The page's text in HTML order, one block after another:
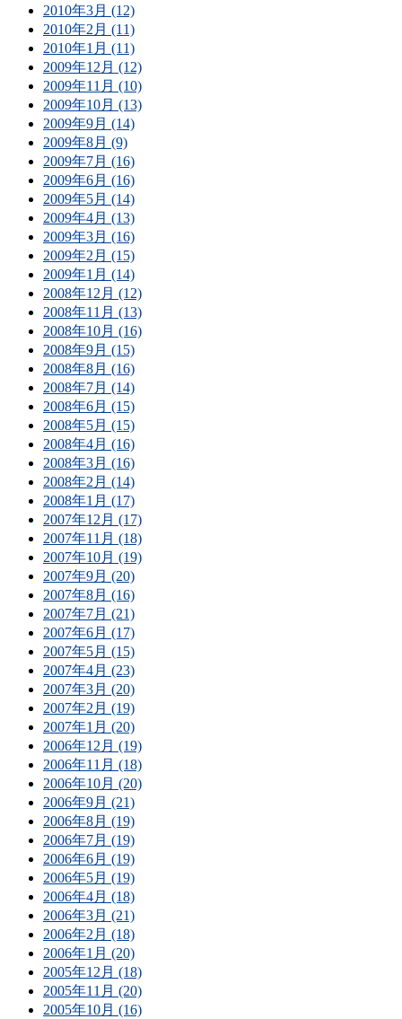
2010年3月 (12)
2010年2月 (11)
2010年1月 (11)
2009年12月 (12)
2009年11月 (10)
2009年10月 (13)
2009年9月 (14)
2009年8月 (9)
2009年7月 (16)
2009年6月 (16)
2009年5月 (14)
2009年4月 (13)
2009年3月 (16)
2009年2月 (15)
2009年1月 (14)
2008年12月 (12)
2008年11月 (13)
2008年10月 (16)
2008年9月 (15)
2008年8月 (16)
2008年7月 (14)
2008年6月 (15)
2008年5月 (15)
2008年4月 (16)
2008年3月 (16)
2008年2月 (14)
2008年1月 (17)
2007年12月 (17)
2007年11月 (18)
2007年10月 (19)
2007年9月 (20)
2007年8月 (16)
2007年7月 (21)
2007年6月 (17)
2007年5月 (15)
2007年4月 (23)
2007年3月 (20)
2007年2月 (19)
2007年1月 (20)
2006年12月 (19)
2006年11月 (18)
2006年10月 (20)
2006年9月 (21)
2006年8月 (19)
2006年7月 (19)
2006年6月 (19)
2006年5月 (19)
2006年4月 (18)
2006年3月 (21)
2006年2月 (18)
2006年1月 (20)
2005年12月 (18)
2005年11月 (20)
2005年10月 (16)